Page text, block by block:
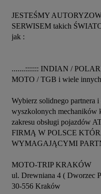
JESTEŚMY
SERWISEM takich
jak :
.......::::::: INDIAN /
MOTO / TGB i wiele
Wybierz solidnego partnera i
wyszkolonych mechaników
zakresu obsługi pojazdów
FIRMĄ W POLSCE
WYMAGAJĄCYMI
MOTO-TRIP KRAKÓW
ul. Drewniana 4 ( Dworzec
30-556 Kraków